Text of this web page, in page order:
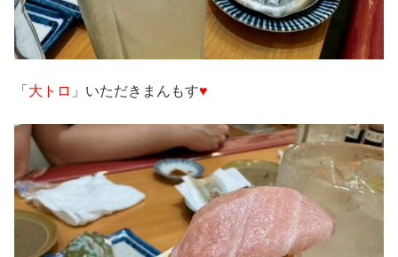
「 大トロ 」いただきまんもす♥